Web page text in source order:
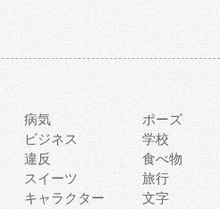
病気
ポーズ
ビジネス
学校
違反
食べ物
スイーツ
旅行
キャラクター
文字